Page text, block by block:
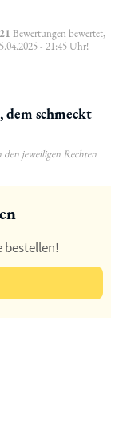
Bewertungen bewertet,
- 21:45 Uhr!
dem schmeckt
jeweiligen Rechten
bestellen!